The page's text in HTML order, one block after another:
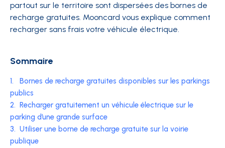
partout sur le territoire sont dispersées des bornes de
recharge gratuites. Mooncard vous explique comment
recharger sans frais votre véhicule électrique.
Sommaire
1.
Bornes de recharge gratuites disponibles sur les parkings
publics
2. Recharger gratuitement un véhicule électrique sur le
parking d’une grande surface
3. Utiliser une borne de recharge gratuite sur la voirie
publique